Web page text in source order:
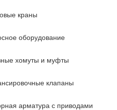
краны
оборудование
хомуты и муфты
клапаны
арматура с приводами